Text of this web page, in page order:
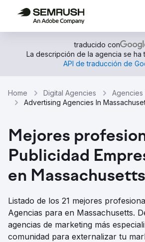
traducido con
La descripción de la agencia se ha
API de traducción de
Home Digital Agencies
Agencies
Advertising Agencies In
Mejores
Publicidad
en Massachusetts
Listado de los 21 mejores
Agencias para en Massachusetts.
agencias de marketing más
comunidad para externalizar tu